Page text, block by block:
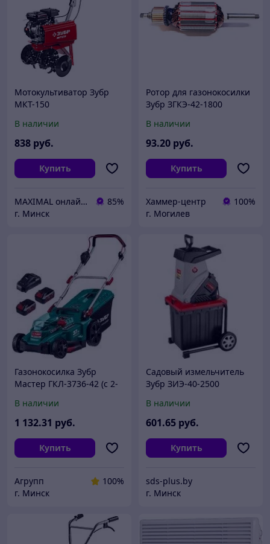
Мотокультиватор Зубр
МКТ-150
В наличии
838 руб.
Купить
MAXIMAL онлайн-магазин
85%
г. Минск
Ротор для газонокосилки
Зубр ЗГКЭ-42-1800
В наличии
93.20 руб.
Купить
Хаммер-центр
100%
г. Могилев
Газонокосилка Зубр
Мастер ГКЛ-3736-42 (с 2-
В наличии
1 132.31 руб.
Купить
Агрупп
100%
г. Минск
Садовый измельчитель
Зубр ЗИЭ-40-2500
В наличии
601.65 руб.
Купить
sds-plus.by
г. Минск